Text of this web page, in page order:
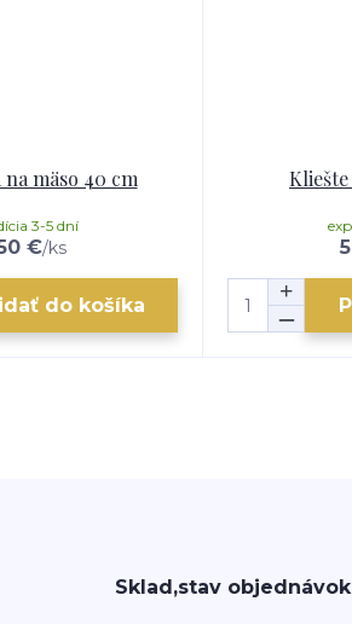
mäso 40 cm
€/ks
3-5 dní
do košíka
Kliešte
Sklad,stav